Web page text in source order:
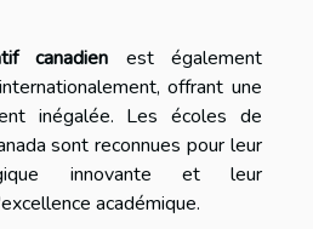
canadien est également
offrant une
inégalée. Les écoles de
sont reconnues pour leur
innovante et leur
académique.